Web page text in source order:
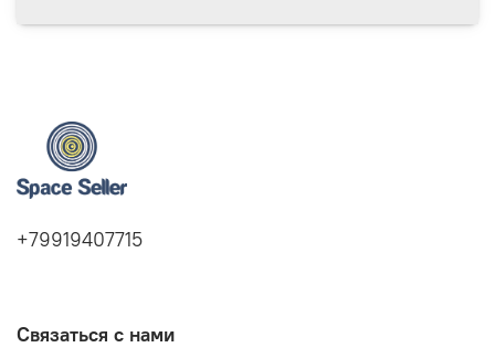
+79919407715
Связаться с нами